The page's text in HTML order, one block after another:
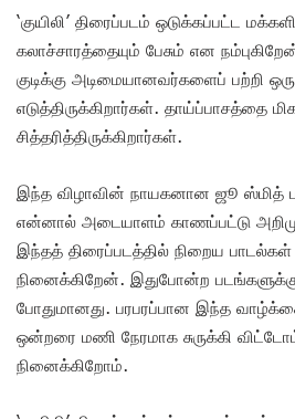
‘குயிலி’ திரைப்படம் ஒடுக்கப்பட்ட
கலாச்சாரத்தையும் பேசும் என
குடிக்கு அடிமையானவர்களைப் பற்றி
எடுத்திருக்கிறார்கள். தாய்ப்பாசத்தை
சித்தரித்திருக்கிறார்கள்.
இந்த விழாவின் நாயகனான ஜூ ஸ்மித்
என்னால் அடையாளம் காணப்பட்டு
இந்தத் திரைப்படத்தில் நிறைய
நினைக்கிறேன். இதுபோன்ற
போதுமானது. பரபரப்பான இந்த
ஒன்றரை மணி நேரமாக சுருக்கி
நினைக்கிறோம்.